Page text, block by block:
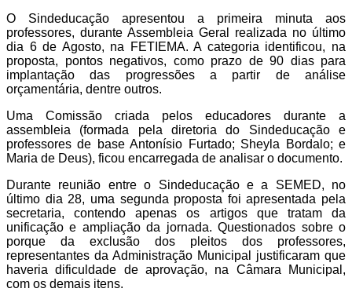
O Sindeducação apresentou a primeira minuta aos
professores, durante Assembleia Geral realizada no último
dia 6 de Agosto, na FETIEMA. A categoria identificou, na
proposta, pontos negativos, como prazo de 90 dias para
implantação das progressões a partir de análise
orçamentária, dentre outros.
Uma Comissão criada pelos educadores durante a
assembleia (formada pela diretoria do Sindeducação e
professores de base Antonísio Furtado; Sheyla Bordalo; e
Maria de Deus), ficou encarregada de analisar o documento.
Durante reunião entre o Sindeducação e a SEMED, no
último dia 28, uma segunda proposta foi apresentada pela
secretaria, contendo apenas os artigos que tratam da
unificação e ampliação da jornada. Questionados sobre o
porque da exclusão dos pleitos dos professores,
representantes da Administração Municipal justificaram que
haveria dificuldade de aprovação, na Câmara Municipal,
com os demais itens.